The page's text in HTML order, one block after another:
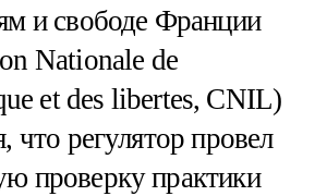
и свободе Франции
Nationale de
et des libertes, CNIL)
что регулятор провел
проверку практики